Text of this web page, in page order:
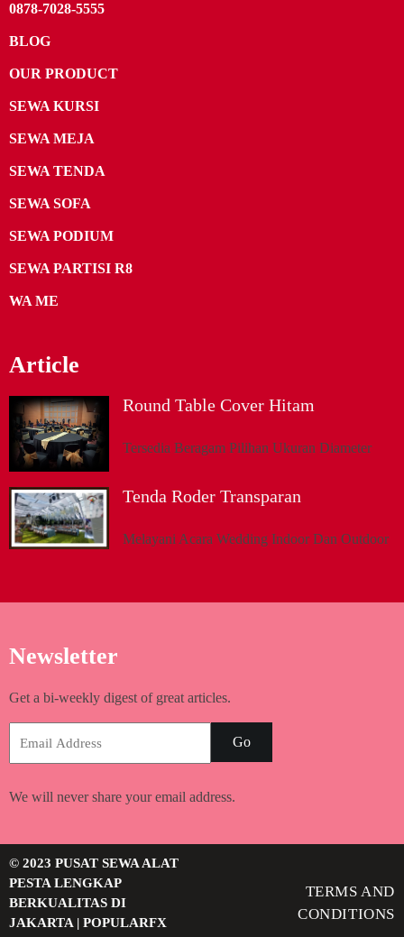
0878-7028-5555
BLOG
OUR PRODUCT
SEWA KURSI
SEWA MEJA
SEWA TENDA
SEWA SOFA
SEWA PODIUM
SEWA PARTISI R8
WA ME
Article
Round Table Cover Hitam
Tersedia Beragam Pilihan Ukuran Diameter
Tenda Roder Transparan
Melayani Acara Wedding Indoor Dan Outdoor
Newsletter
Get a bi-weekly digest of great articles.
Go
We will never share your email address.
© 2023 PUSAT SEWA ALAT
PESTA LENGKAP
BERKUALITAS DI
JAKARTA | POPULARFX
TERMS AND
CONDITIONS